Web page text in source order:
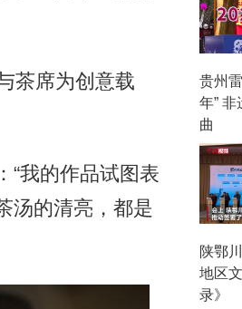
茶席为创意载
我的作品试图表
汤的清亮，都是
贵州
年”
曲
陕鄂
地区
录》